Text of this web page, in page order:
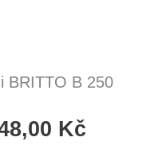
BRITTO B 250
Kč